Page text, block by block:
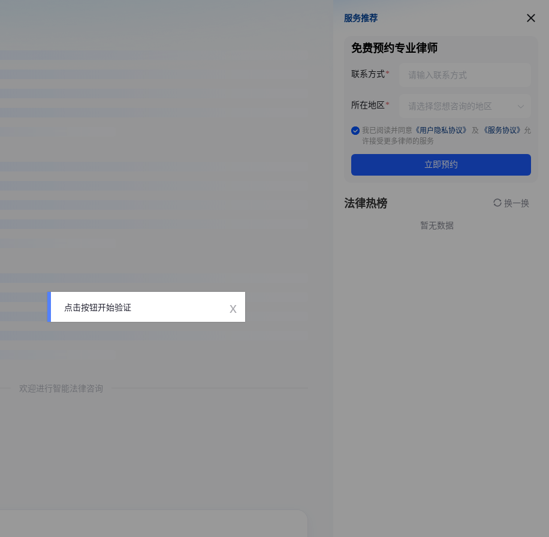
欢迎进行智能法律咨询
服务推荐
服务推荐
免费预约专业律师
联系方式
所在地区
我已阅读并同意 《用户隐私协议》 及 《服务协议》 允
许接受更多律师的服务
立即预约
法律热榜 换一换
暂无数据
点击按钮开始验证 x